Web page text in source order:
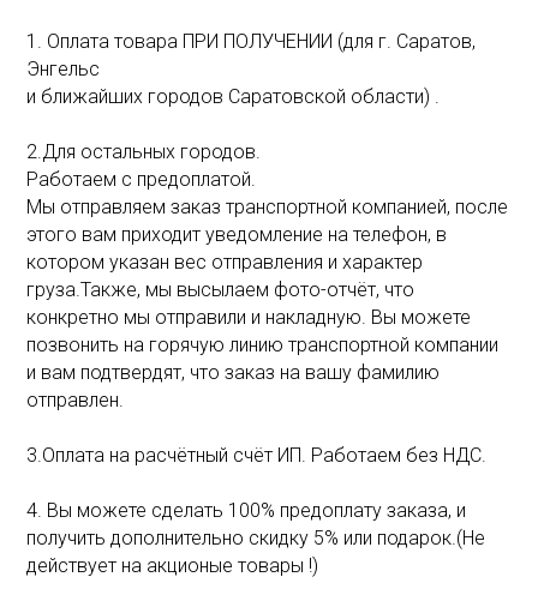
1. Оплата товара ПРИ ПОЛУЧЕНИИ (для г. Саратов,
Энгельс
и ближайших городов Саратовской области) .
2.Для остальных городов.
Работаем с предоплатой.
Мы отправляем заказ транспортной компанией, после
этого вам приходит уведомление на телефон, в
котором указан вес отправления и характер
груза.Также, мы высылаем фото-отчёт, что
конкретно мы отправили и накладную. Вы можете
позвонить на горячую линию транспортной компании
и вам подтвердят, что заказ на вашу фамилию
отправлен.
3.Оплата на расчётный счёт ИП. Работаем без НДС.
4. Вы можете сделать 100% предоплату заказа, и
получить дополнительно скидку 5% или подарок.(Не
действует на акционые товары !)